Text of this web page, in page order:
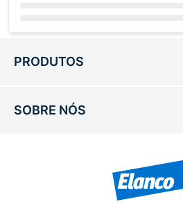
Loading...
PRODUTOS
SOBRE NÓS